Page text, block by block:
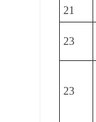
21
23
23